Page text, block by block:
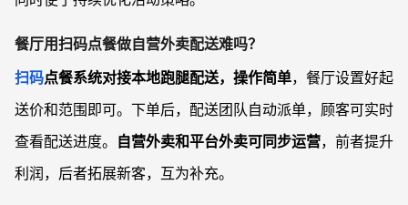
餐厅用扫码点餐做自营外卖配送难吗？
扫码点餐系统对接本地跑腿配送，操作简单，餐厅设置好起
送价和范围即可。下单后，配送团队自动派单，顾客可实时
查看配送进度。 自营外卖和平台外卖可同步运营，前者提升
利润，后者拓展新客，互为补充。